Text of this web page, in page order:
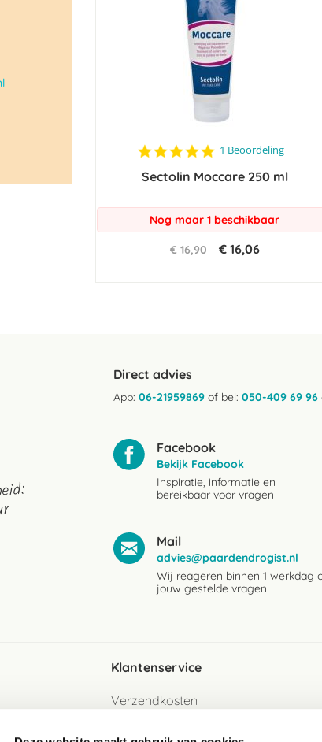
5.0
rating
1 Beoordeling
Sectolin Moccare 250 ml
Nog maar 1 beschikbaar
€ 16,90 € 16,06
Direct advies
App: 06-21959869 of bel: 050-409 69 96
Facebook
Bekijk Facebook
Inspiratie, informatie en
bereikbaar voor vragen
Mail
advies@paardendrogist.nl
Wij reageren binnen 1 werkdag
jouw gestelde vragen
Klantenservice
Verzendkosten